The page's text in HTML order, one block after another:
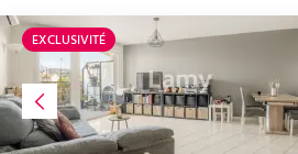
EXCLUSIVITÉ